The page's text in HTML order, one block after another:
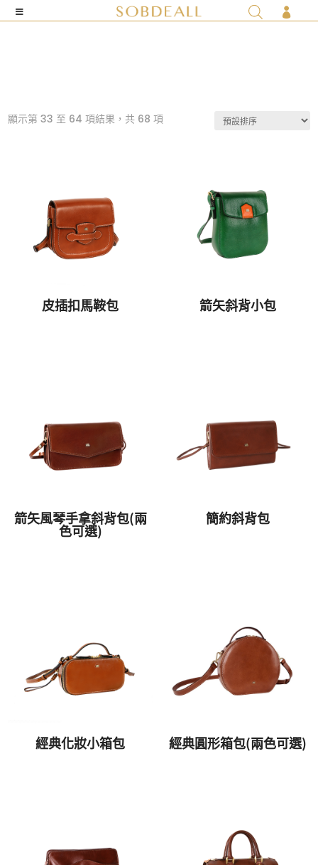

顯示第 33 至 64 項結果，共 68 項
皮插扣馬鞍包 箭矢斜背小包
箭矢風琴手拿斜背包(兩
色可選)
簡約斜背包
經典化妝小箱包 經典圓形箱包(兩色可選)